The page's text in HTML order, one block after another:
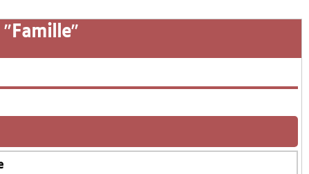
" Famille"